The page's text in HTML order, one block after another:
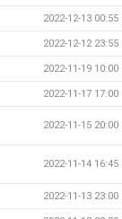
2022-12-13 00:55
2022-12-12 23:55
2022-11-19 10:00
2022-11-17 17:00
2022-11-15 20:00
2022-11-14 16:45
2022-11-13 23:00